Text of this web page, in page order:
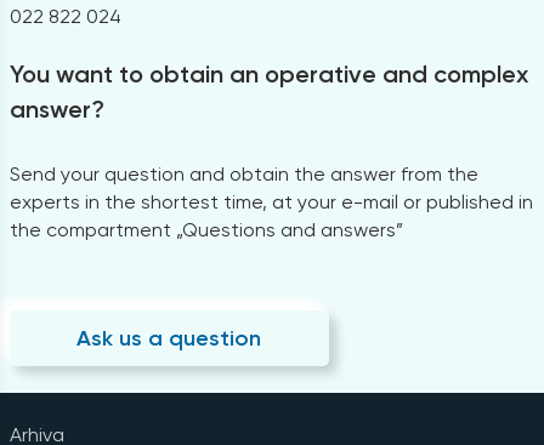
022 822 024
You want to obtain an operative and complex
answer?
Send your question and obtain the answer from the
experts in the shortest time, at your e-mail or published in
the compartment „Questions and answers”
Ask us a question
Arhiva